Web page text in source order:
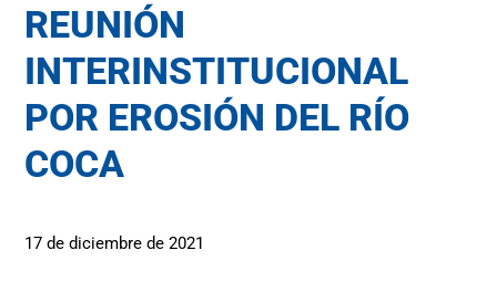
REUNIÓN
INTERINSTITUCIONAL
POR EROSIÓN DEL RÍO
COCA
17 de diciembre de 2021